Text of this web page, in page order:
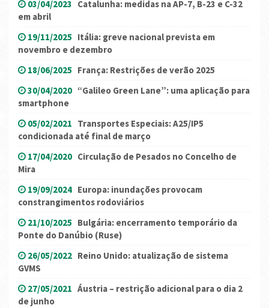
03/04/2023 Catalunha: medidas na AP-7, B-23 e C-32
em abril
19/11/2025 Itália: greve nacional prevista em
novembro e dezembro
18/06/2025 França: Restrições de verão 2025
30/04/2020 “Galileo Green Lane”: uma aplicação para
smartphone
05/02/2021 Transportes Especiais: A25/IP5
condicionada até final de março
17/04/2020 Circulação de Pesados no Concelho de
Mira
19/09/2024 Europa: inundações provocam
constrangimentos rodoviários
21/10/2025 Bulgária: encerramento temporário da
Ponte do Danúbio (Ruse)
26/05/2022 Reino Unido: atualização de sistema
GVMS
27/05/2021 Áustria – restrição adicional para o dia 2
de junho